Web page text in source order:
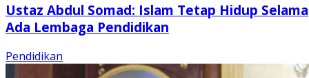
Ustaz Abdul Somad: Islam Tetap Hidup Selama
Ada Lembaga Pendidikan
Pendidikan